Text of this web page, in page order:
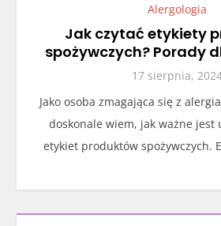
Alergologia
Jak czytać etykiety
spożywczych? Porady
17 sierpnia,
Jako osoba zmagająca się z
doskonale wiem, jak ważne jest
etykiet produktów spożywczych.